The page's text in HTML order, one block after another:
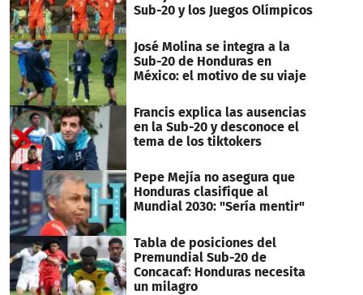
Sub-20 y los Juegos Olímpicos
José Molina se integra a la
Sub-20 de Honduras en
México: el motivo de su viaje
Francis explica las ausencias
en la Sub-20 y desconoce el
tema de los tiktokers
Pepe Mejía no asegura que
Honduras clasifique al
Mundial 2030: "Sería mentir"
Tabla de posiciones del
Premundial Sub-20 de
Concacaf: Honduras necesita
un milagro